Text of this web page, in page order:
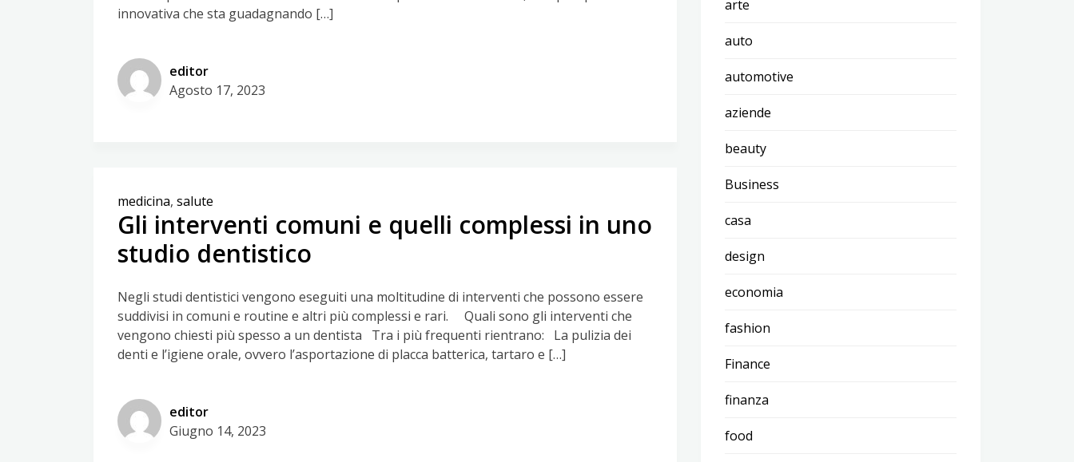
innovativa che sta guadagnando […]
editor
Agosto 17, 2023
medicina, salute
Gli interventi comuni e quelli complessi in uno
studio dentistico
Negli studi dentistici vengono eseguiti una moltitudine di interventi che possono essere
suddivisi in comuni e routine e altri più complessi e rari. Quali sono gli interventi che
vengono chiesti più spesso a un dentista Tra i più frequenti rientrano: La pulizia dei
denti e l’igiene orale, ovvero l’asportazione di placca batterica, tartaro e […]
editor
Giugno 14, 2023
arte
auto
automotive
aziende
beauty
Business
casa
design
economia
fashion
Finance
finanza
food